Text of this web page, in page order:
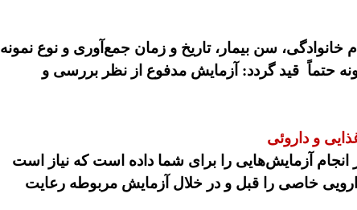
خانوادگی، سن بیمار، تاریخ و زمان جمع‌آوری و نوع نمونه
حتماً قید گردد: آزمایش مدفوع از نظر بررسی و
و داروئی
آزمایش‌هایی را برای شما داده است که نیاز است
خاصی را قبل و در خلال آزمایش مربوطه رعایت